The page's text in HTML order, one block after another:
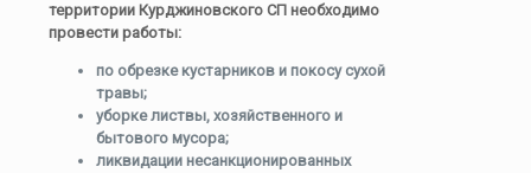
территории Курджиновского СП необходимо
провести работы:
по обрезке кустарников и покосу сухой
травы;
уборке листвы, хозяйственного и
бытового мусора;
ликвидации несанкционированных